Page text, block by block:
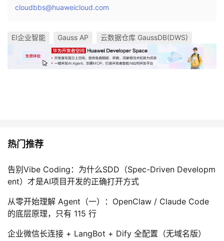
cloudbbs@huaweicloud.com
EI企业智能 Gauss AP 云数据仓库 GaussDB(DWS)
热门推荐
告别Vibe Coding：为什么SDD（Spec-Driven Developm
ent）才是AI项目开发的正确打开方式
从零开始理解 Agent（一）：OpenClaw / Claude Code
的底层原理，只有 115 行
企业微信长连接 + LangBot + Dify 全配置（无域名版）